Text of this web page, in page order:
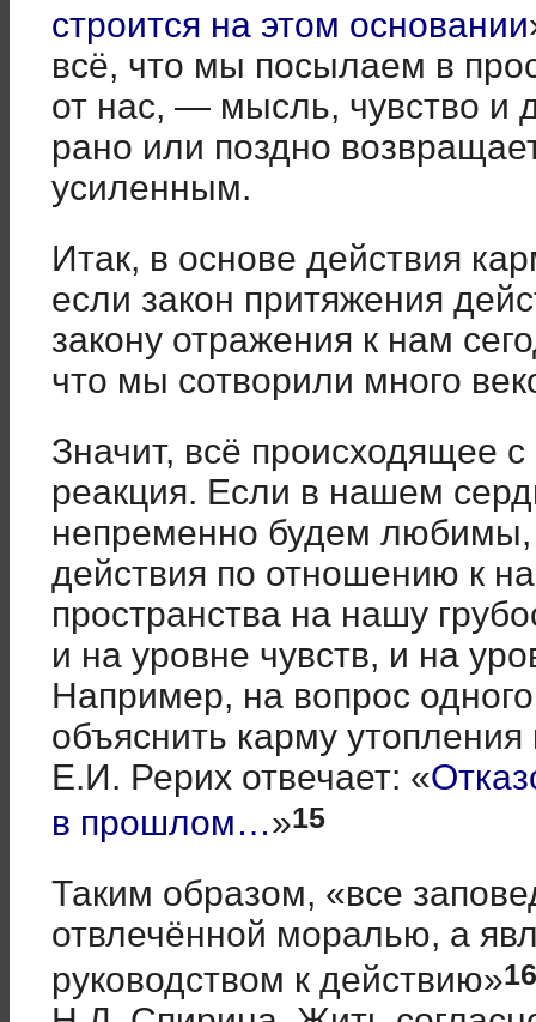
строится на этом основании
всё, что мы посылаем в
от нас, — мысль, чувство и
рано или поздно
усиленным.
Итак, в основе действия
если закон притяжения
закону отражения к нам
что мы сотворили много
Значит, всё происходящее
реакция. Если в нашем
непременно будем любимы,
действия по отношению к
пространства на нашу
и на уровне чувств, и на
Например, на вопрос
объяснить карму
Е.И. Рерих отвечает: «
в прошлом…»15
Таким образом, «все
отвлечённой моралью, а
руководством к действию»16